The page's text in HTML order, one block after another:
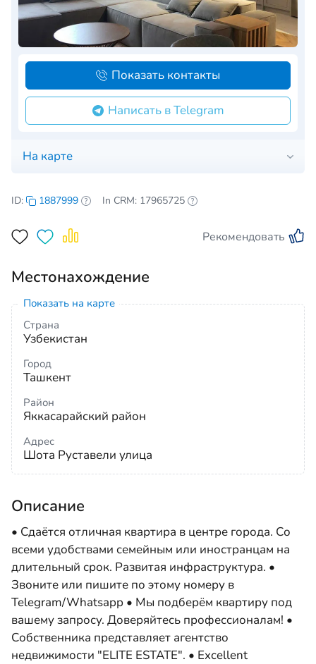
На карте
Написать в Telegram
Показать контакты
ID: 1887999 In CRM: 17965725
Рекомендовать
Местонахождение
Показать на карте
Страна
Узбекистан
Город
Ташкент
Район
Яккасарайский район
Адрес
Шота Руставели улица
Описание
• Сдаётся отличная квартира в центре города. Со
всеми удобствами семейным или иностранцам на
длительный срок. Развитая инфраструктура. •
Звоните или пишите по этому номеру в
Telegram/Whatsapp • Мы подберём квартиру под
вашему запросу. Доверяйтесь профессионалам! •
Собственника представляет агентство
недвижимости "ELITE ESTATE". • Excellent